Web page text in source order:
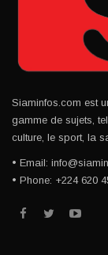
Siaminfos.com est
gamme de sujets,
culture, le sport, la
• Email:
• Phone: +224 620